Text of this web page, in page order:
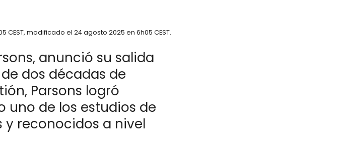
CEST, modificado el 24 agosto 2025 en 6h05 CEST.
anunció su salida
dos décadas de
Parsons logró
uno de los estudios de
y reconocidos a nivel